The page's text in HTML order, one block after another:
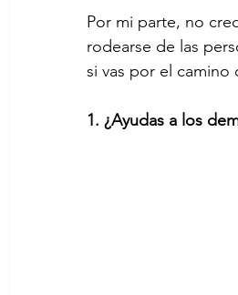
Por mi parte, no
rodearse de las
si vas por el camino
1. ¿Ayudas a los